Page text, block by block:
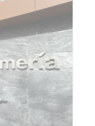
se
de 320
las
apuntan